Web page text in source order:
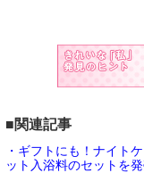
■関連記事
・ギフトにも！ナイト
ット入浴料のセットを